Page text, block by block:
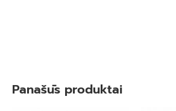
Panašūs produktai